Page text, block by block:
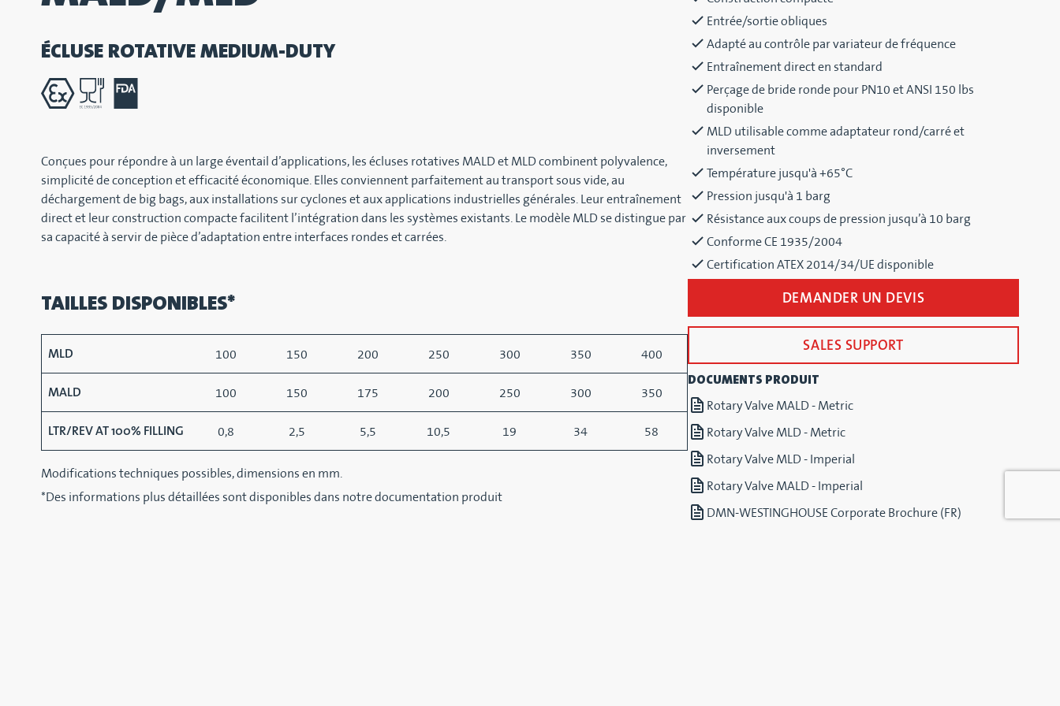
ÉCLUSE ROTATIVE MEDIUM-DUTY
Conçues pour répondre à un large éventail d’applications, les écluses rotatives MALD et MLD combinent polyvalence,
simplicité de conception et efficacité économique. Elles conviennent parfaitement au transport sous vide, au
déchargement de big bags, aux installations sur cyclones et aux applications industrielles générales. Leur entraînement
direct et leur construction compacte facilitent l’intégration dans les systèmes existants. Le modèle MLD se distingue par
sa capacité à servir de pièce d’adaptation entre interfaces rondes et carrées.
TAILLES DISPONIBLES*
MLD 100 150 200 250 300 350 400
MALD 100 150 175 200 250 300 350
LTR/REV AT 100% FILLING 0,8 2,5 5,5 10,5 19 34 58
Modifications techniques possibles, dimensions en mm.
*Des informations plus détaillées sont disponibles dans notre documentation produit
Entrée/sortie obliques
Adapté au contrôle par variateur de fréquence
Entraînement direct en standard
Perçage de bride ronde pour PN10 et ANSI 150 lbs
disponible
MLD utilisable comme adaptateur rond/carré et
inversement
Température jusqu'à +65°C
Pression jusqu'à 1 barg
Résistance aux coups de pression jusqu’à 10 barg
Conforme CE 1935/2004
Certification ATEX 2014/34/UE disponible
DEMANDER UN DEVIS
SALES SUPPORT
DOCUMENTS PRODUIT
Rotary Valve MALD - Metric
Rotary Valve MLD - Metric
Rotary Valve MLD - Imperial
Rotary Valve MALD - Imperial
DMN-WESTINGHOUSE Corporate Brochure (FR)